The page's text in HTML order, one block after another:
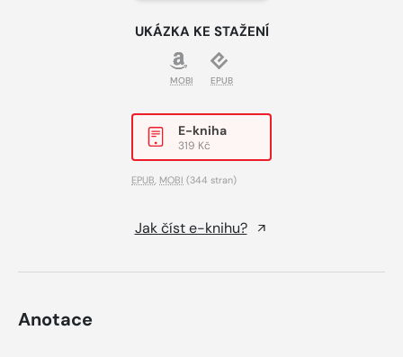
UKÁZKA KE STAŽENÍ
MOBI EPUB
E-kniha
319 Kč
EPUB MOBI (344 stran)
Jak číst e-knihu?
Anotace